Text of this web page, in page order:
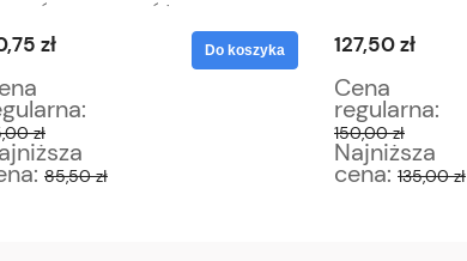
KOSZE RÓŻ
zł
zł
85,50 zł
Do koszyka 127,50 zł
Cena
regularna:
150,00 zł
Najniższa
cena: 135,00 zł